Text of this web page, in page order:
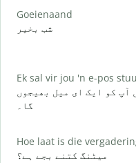
Goeienaand
شب بخیر
Ek sal vir jou 'n e-pos
آپ کو ایک ای میل بھیجوں
گا۔
Hoe laat is die
میٹنگ کتنے بجے ہے؟